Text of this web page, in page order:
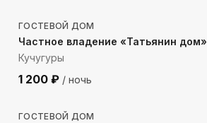
ГОСТЕВОЙ ДОМ
Частное владение «Татьянин дом»
Кучугуры
1 200 ₽ / ночь
73 м до моря
ГОСТЕВОЙ ДОМ